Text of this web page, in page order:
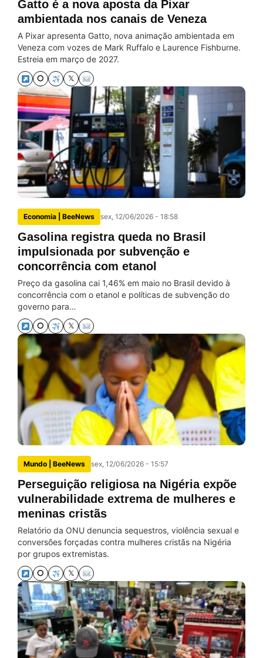
Gatto é a nova aposta da Pixar
ambientada nos canais de Veneza
A Pixar apresenta Gatto, nova animação ambientada em
Veneza com vozes de Mark Ruffalo e Laurence Fishburne.
Estreia em março de 2027.
⭘ 𝕏
Economia | BeeNews sex, 12/06/2026 - 18:58
Gasolina registra queda no Brasil
impulsionada por subvenção e
concorrência com etanol
Preço da gasolina cai 1,46% em maio no Brasil devido à
concorrência com o etanol e políticas de subvenção do
governo para…
⭘ 𝕏
Mundo | BeeNews sex, 12/06/2026 - 15:57
Perseguição religiosa na Nigéria expõe
vulnerabilidade extrema de mulheres e
meninas cristãs
Relatório da ONU denuncia sequestros, violência sexual e
conversões forçadas contra mulheres cristãs na Nigéria
por grupos extremistas.
⭘ 𝕏